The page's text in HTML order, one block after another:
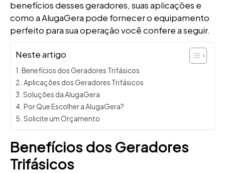
benefícios desses geradores, suas aplicações e
como a AlugaGera pode fornecer o equipamento
perfeito para sua operação você confere a seguir.
Neste artigo
Benefícios dos Geradores Trifásicos
Aplicações dos Geradores Trifásicos
Soluções da AlugaGera
Por Que Escolher a AlugaGera?
Solicite um Orçamento
Benefícios dos Geradores
Trifásicos